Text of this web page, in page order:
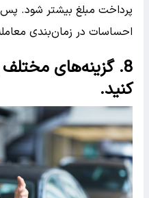
پرداخت مبلغ بیشتر شود. پس
احساسات در زمان‌بندی
8. گزینه‌های
کنید.